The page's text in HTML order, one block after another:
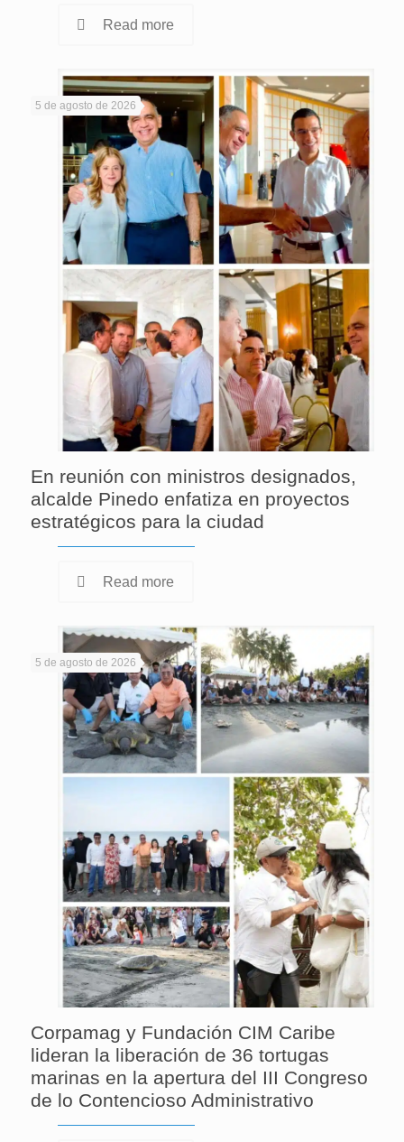
Read more
5 de agosto de 2026
En reunión con ministros designados,
alcalde Pinedo enfatiza en proyectos
estratégicos para la ciudad
Read more
5 de agosto de 2026
Corpamag y Fundación CIM Caribe
lideran la liberación de 36 tortugas
marinas en la apertura del III Congreso
de lo Contencioso Administrativo